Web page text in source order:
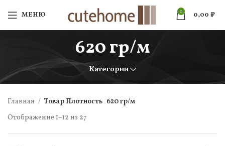
МЕНЮ 0 0,00 ₽
620 гр/м
Категории
Главная Товар Плотность 620 гр/м
Отображение 1–12 из 27